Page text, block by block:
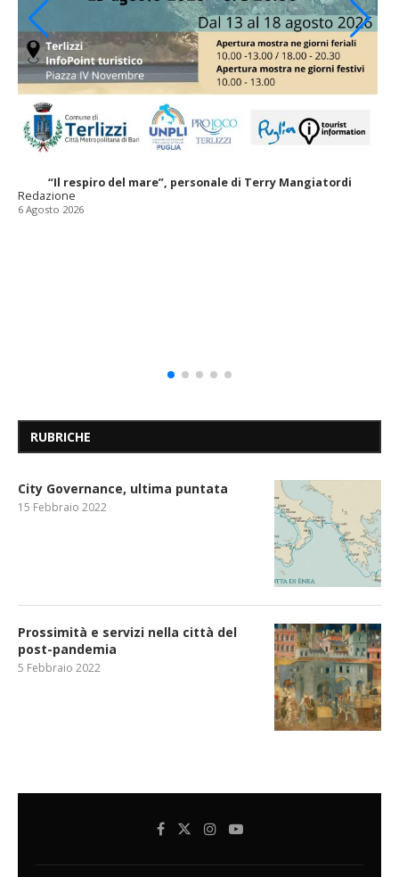
“Il respiro del mare”, personale di Terry Mangiatordi
Redazione
6 Agosto 2026
RUBRICHE
City Governance, ultima puntata
15 Febbraio 2022
Prossimità e servizi nella città del
post-pandemia
5 Febbraio 2022